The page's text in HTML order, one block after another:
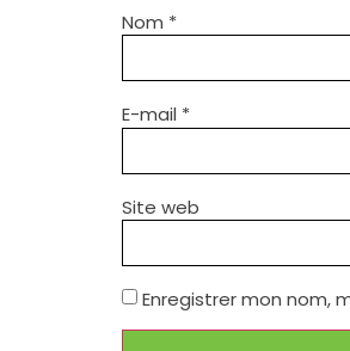
Nom *
E-mail *
Site web
Enregistrer mon nom,